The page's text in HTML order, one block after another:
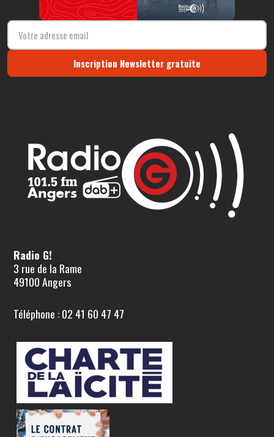
Inscription Newsletter gratuite
Radio G!
3 rue de la Rame
49100 Angers
Téléphone : 02 41 60 47 47